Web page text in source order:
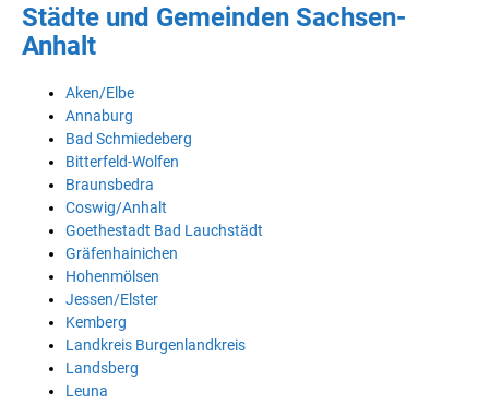
Städte und Gemeinden Sachsen-
Anhalt
Aken/Elbe
Annaburg
Bad Schmiedeberg
Bitterfeld-Wolfen
Braunsbedra
Coswig/Anhalt
Goethestadt Bad Lauchstädt
Gräfenhainichen
Hohenmölsen
Jessen/Elster
Kemberg
Landkreis Burgenlandkreis
Landsberg
Leuna